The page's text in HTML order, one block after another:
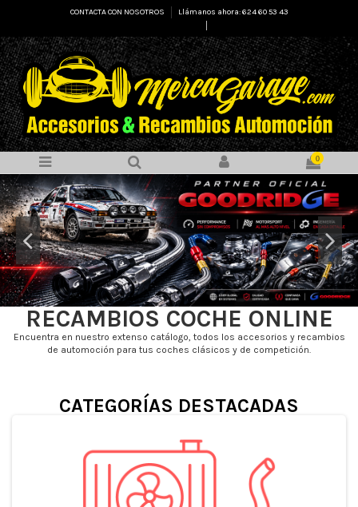
CONTACTA CON NOSOTROS
Llámanos ahora: 624 60 53 43
0
RECAMBIOS COCHE ONLINE
Encuentra en nuestro extenso catálogo, todos los accesorios y recambios
de automoción para tus coches clásicos y de competición.
CATEGORÍAS DESTACADAS